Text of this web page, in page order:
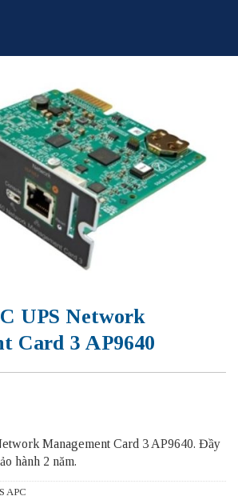
UPS Network
Card 3 AP9640
Management Card 3 AP9640. Đầy
hành 2 năm.
APC